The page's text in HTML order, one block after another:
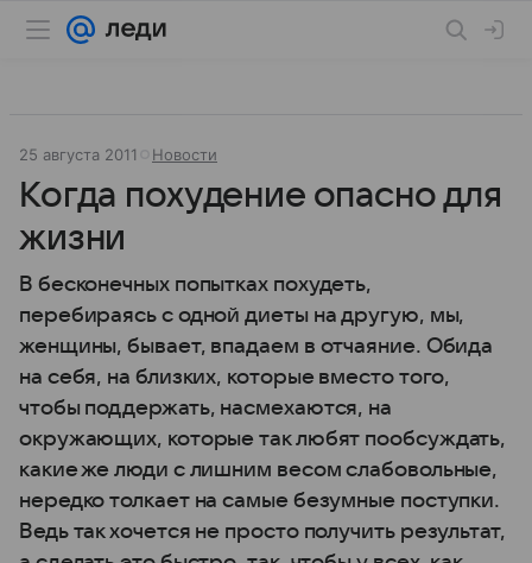
25 августа 2011 Новости
Когда похудение опасно для
жизни
В бесконечных попытках похудеть,
перебираясь с одной диеты на другую, мы,
женщины, бывает, впадаем в отчаяние. Обида
на себя, на близких, которые вместо того,
чтобы поддержать, насмехаются, на
окружающих, которые так любят пообсуждать,
какие же люди с лишним весом слабовольные,
нередко толкает на самые безумные поступки.
Ведь так хочется не просто получить результат,